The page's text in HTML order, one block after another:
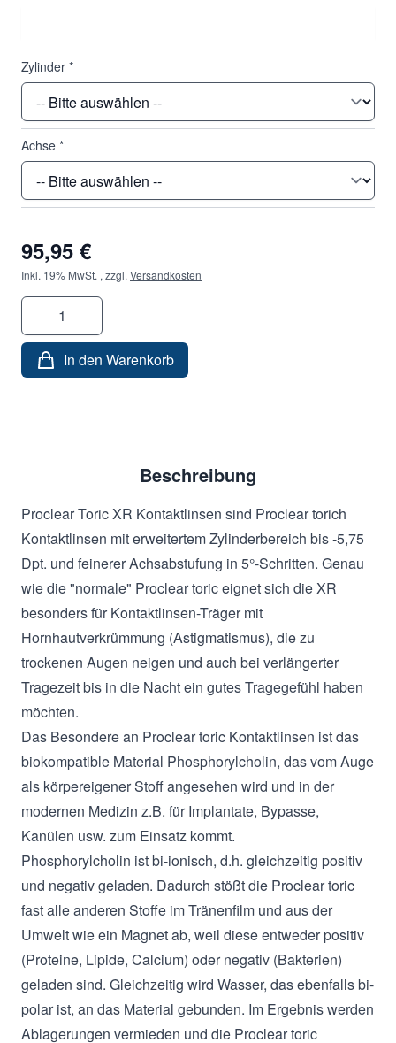
Zylinder *
Achse *
95,95 €
Inkl. 19% MwSt. , zzgl. Versandkosten
Menge
In den Warenkorb
Beschreibung
Proclear Toric XR Kontaktlinsen sind Proclear torich
Kontaktlinsen mit erweitertem Zylinderbereich bis -5,75
Dpt. und feinerer Achsabstufung in 5°-Schritten. Genau
wie die "normale" Proclear toric eignet sich die XR
besonders für Kontaktlinsen-Träger mit
Hornhautverkrümmung (Astigmatismus), die zu
trockenen Augen neigen und auch bei verlängerter
Tragezeit bis in die Nacht ein gutes Tragegefühl haben
möchten.
Das Besondere an Proclear toric Kontaktlinsen ist das
biokompatible Material Phosphorylcholin, das vom Auge
als körpereigener Stoff angesehen wird und in der
modernen Medizin z.B. für Implantate, Bypasse,
Kanülen usw. zum Einsatz kommt.
Phosphorylcholin ist bi-ionisch, d.h. gleichzeitig positiv
und negativ geladen. Dadurch stößt die Proclear toric
fast alle anderen Stoffe im Tränenfilm und aus der
Umwelt wie ein Magnet ab, weil diese entweder positiv
(Proteine, Lipide, Calcium) oder negativ (Bakterien)
geladen sind. Gleichzeitig wird Wasser, das ebenfalls bi-
polar ist, an das Material gebunden. Im Ergebnis werden
Ablagerungen vermieden und die Proclear toric